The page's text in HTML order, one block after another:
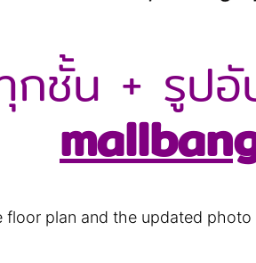
ชั้น + รูปอั
floor plan and the updated